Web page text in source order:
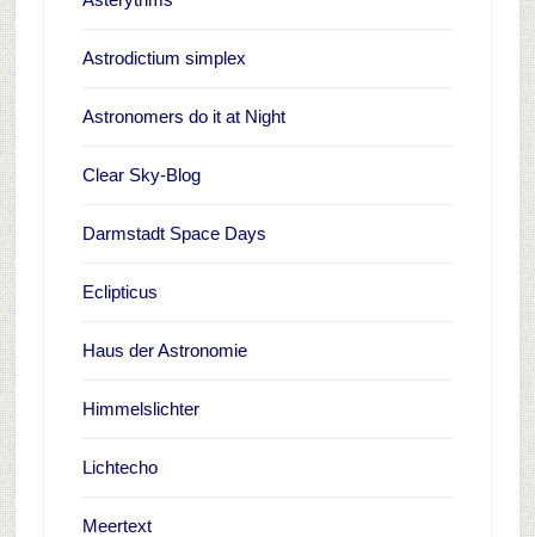
Astrodictium simplex
Astronomers do it at Night
Clear Sky-Blog
Darmstadt Space Days
Eclipticus
Haus der Astronomie
Himmelslichter
Lichtecho
Meertext